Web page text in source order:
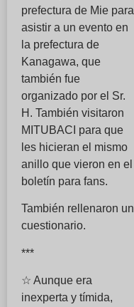
prefectura de Mie para
asistir a un evento en
la prefectura de
Kanagawa, que
también fue
organizado por el Sr.
H. También visitaron
MITUBACI para que
les hicieran el mismo
anillo que vieron en el
boletín para fans.
También rellenaron un
cuestionario.
***
☆ Aunque era
inexperta y tímida,